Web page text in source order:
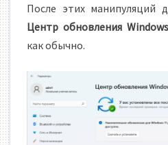
После этих манипуляций
Центр обновления Windows
как обычно.